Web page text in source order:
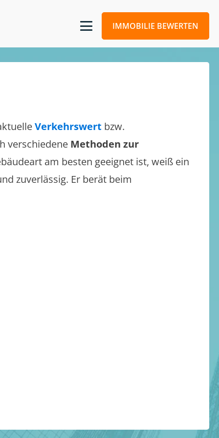
IMMOBILIE BEWERTEN
Verkehrswert bzw.
verschiedene Methoden zur
am besten geeignet ist, weiß ein
zuverlässig. Er berät beim